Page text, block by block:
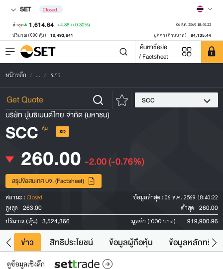
SET Closed
ล่าสุด 1,614.64 +4.86 (+0.30%) 06 ส.ค. 2569 18:40:22
ปริมาณ ('000 หุ้น) 10,493,641 มูลค่า (ล้านบาท) 84,135.44
ค้นหาชื่อย่อ
/ Factsheet
หน้าหลัก ... ข่าว
SCC
บริษัท ปูนซิเมนต์ไทย จำกัด (มหาชน)
SCC หุ้น XD
260.00 -2.00(-0.76%)
สรุปข้อสนเทศ บจ. (Factsheet)
สถานะ : Closed ข้อมูลล่าสุด : 06 ส.ค. 2569 18:40:22
สูงสุด
263.00 ต่ำสุด 260.00
ปริมาณ (หุ้น) 3,524,366 มูลค่า ('000 บาท) 919,900.96
ข่าว สิทธิประโยชน์ ข้อมูลผู้ถือหุ้น ข้อมูลหลักทรัพย์
ดูข้อมูลเชิงลึก